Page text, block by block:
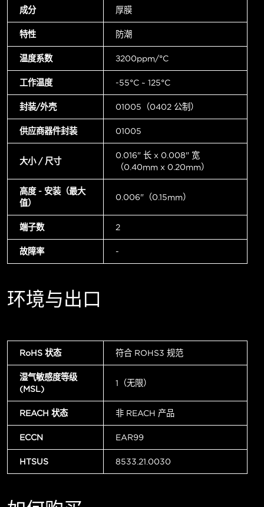
成分 厚膜
特性 防潮
温度系数 ±200ppm/°C
工作温度 -55°C ~ 125°C
封装/外壳 01005（0402 公制）
供应商器件封装 01005
大小 / 尺寸
0.016" 长 x 0.008" 宽
（0.40mm x 0.20mm）
高度 - 安装（最大
值）
0.006"（0.15mm）
端子数 2
故障率 -
环境与出口
RoHS 状态 符合 ROHS3 规范
湿气敏感度等级
(MSL)
1（无限）
REACH 状态 非 REACH 产品
ECCN EAR99
HTSUS 8533.21.0030